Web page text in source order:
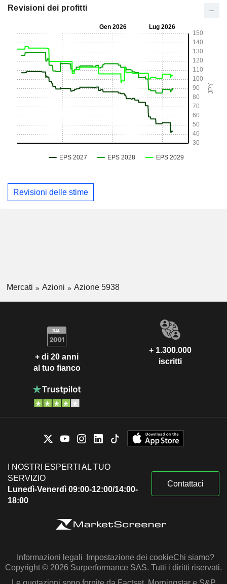
Revisioni dei profitti
Revisioni delle stime
Mercati Azioni Azione 5938
+ di 20 anni
al tuo fianco
+ 1.300.000
iscritti
I NOSTRI ESPERTI AL TUO
SERVIZIO
Lunedì-Venerdì 09:00-12:00/14:00-
18:00
Contattaci
Informazioni legali Impostazione dei cookieChi siamo?
Copyright © 2026 Surperformance SAS. Tutti i diritti riservati.